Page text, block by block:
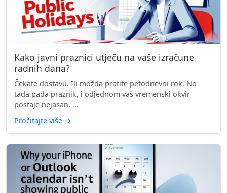
Kako javni praznici utječu na vaše izračune
radnih dana?
Čekate dostavu. Ili možda pratite petodnevni rok. No
tada pada praznik, i odjednom vaš vremenski okvir
postaje nejasan. ...
Pročitajte više →